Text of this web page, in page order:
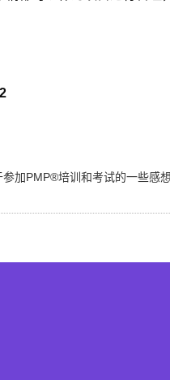
加PMP®培训和考试的一些感想